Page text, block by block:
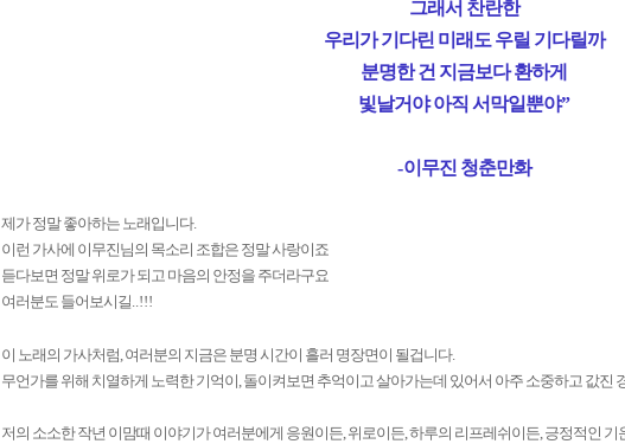
그래서 찬란한
우리가 기다린 미래도 우릴 기다릴까
분명한 건 지금보다 환하게
빛날거야 아직 서막일뿐야”
-이무진 청춘만화
제가 정말 좋아하는 노래입니다.
이런 가사에 이무진님의 목소리 조합은 정말 사랑이죠
듣다보면 정말 위로가 되고 마음의 안정을 주더라구요
여러분도 들어보시길..!!!
이 노래의 가사처럼, 여러분의 지금은 분명 시간이 흘러 명장면이 될겁니다.
무언가를 위해 치열하게 노력한 기억이, 돌이켜보면 추억이고 살아가는데 있어서 아주 소중하고 값진
저의 소소한 작년 이맘때 이야기가 여러분에게 응원이든, 위로이든, 하루의 리프레쉬이든, 긍정적인